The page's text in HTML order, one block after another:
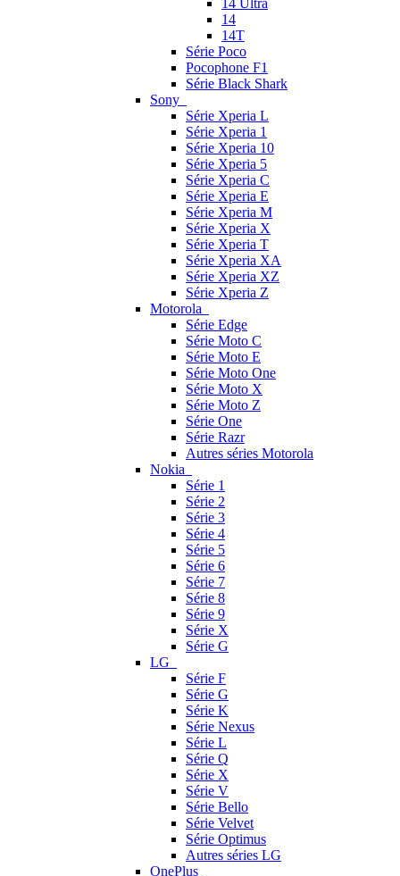
14 Ultra
14
14T
Série Poco
Pocophone F1
Série Black Shark
Sony
Série Xperia L
Série Xperia 1
Série Xperia 10
Série Xperia 5
Série Xperia C
Série Xperia E
Série Xperia M
Série Xperia X
Série Xperia T
Série Xperia XA
Série Xperia XZ
Série Xperia Z
Motorola
Série Edge
Série Moto C
Série Moto E
Série Moto One
Série Moto X
Série Moto Z
Série One
Série Razr
Autres séries Motorola
Nokia
Série 1
Série 2
Série 3
Série 4
Série 5
Série 6
Série 7
Série 8
Série 9
Série X
Série G
LG
Série F
Série G
Série K
Série Nexus
Série L
Série Q
Série X
Série V
Série Bello
Série Velvet
Série Optimus
Autres séries LG
OnePlus